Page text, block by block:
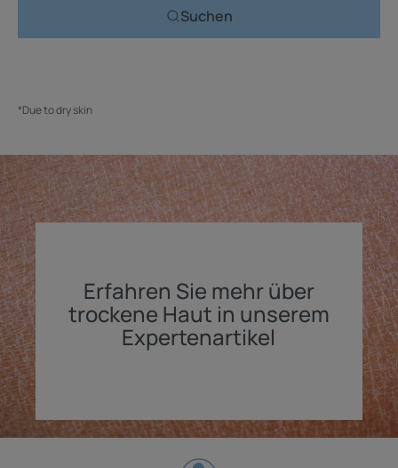
Suchen
*Due to dry skin​
Erfahren Sie mehr über
trockene Haut in unserem
Expertenartikel